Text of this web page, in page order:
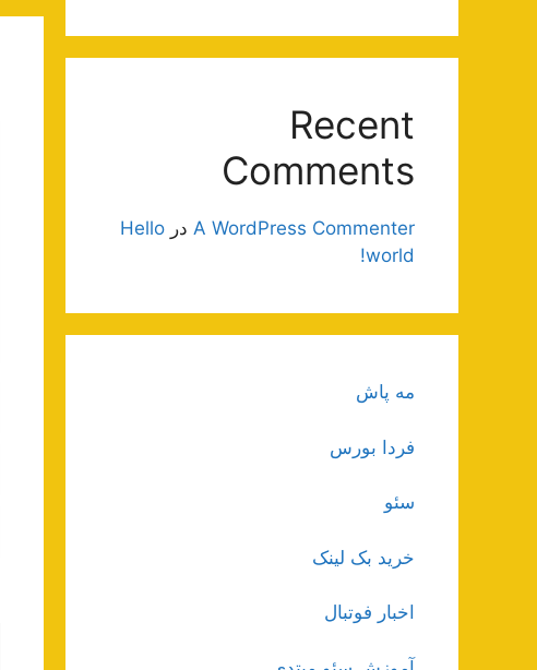
Recent
Comments
A WordPress Commenter در Hello
world!
مه پاش
فردا بورس
سئو
خرید بک لینک
اخبار فوتبال